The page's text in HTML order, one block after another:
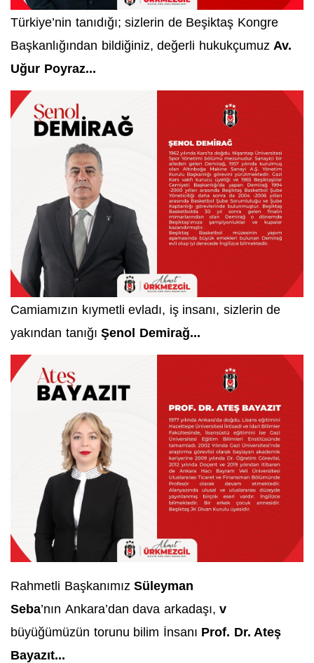
Türkiye’nin tanıdığı; sizlerin de Beşiktaş Kongre
Başkanlığından bildiğiniz, değerli hukukçumuz Av.
Uğur Poyraz...
Camiamızın kıymetli evladı, iş insanı, sizlerin de
yakından tanığı Şenol Demirağ...
Rahmetli Başkanımız Süleyman
Seba’nın Ankara’dan dava arkadaşı, v
büyüğümüzün torunu bilim İnsanı Prof. Dr. Ateş
Bayazıt...